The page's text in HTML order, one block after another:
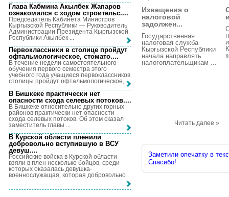
Извещения о
налоговой
задолжен...
Государственная
налоговая служба
Кыргызской Республики
начала направлять
налогоплательщикам ...
Читать далее »
Заметили опечатку в
Спасибо!
Глава Кабмина Акылбек Жапаров
ознакомился с ходом строительс....
Председатель Кабинета Министров
Кыргызской Республики — Руководитель
Администрации Президента Кыргызской
Республики Акылбек ...
Первоклассники в столице пройдут
офтальмологическое, стомато....
В течение недели самостоятельного
обучения первого семестра этого
учебного года учащиеся первоклассников
столицы пройдут офтальмологическое, ...
В Бишкеке практически нет
опасности схода селевых потоков....
В Бишкеке относительно других горных
районов практически нет опасности
схода селевых потоков. Об этом сказал
заместитель главы ...
В Курской области пленили
добровольно вступившую в ВСУ
девуш....
Российские войска в Курской области
взяли в плен несколько бойцов, среди
которых оказалась девушка-
военнослужащая, которая добровольно
...